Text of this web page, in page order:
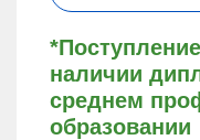
наличии
среднем
образовании